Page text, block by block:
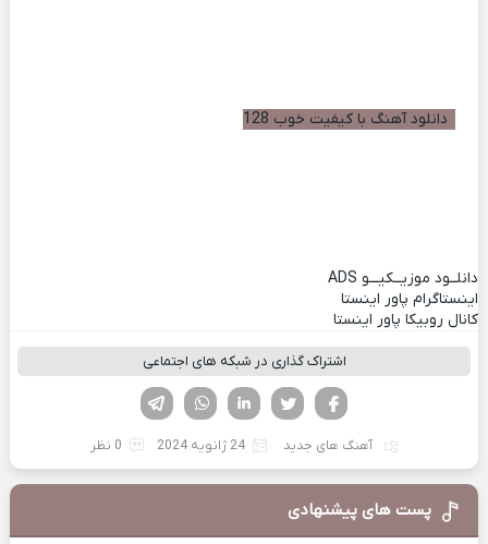
دانلود آهنگ با کیفیت خوب 128
دانلــود موزیــکیـــو ADS
اینستاگرام پاور اینستا
کانال روبیکا پاور اینستا
اشتراک گذاری در شبکه های اجتماعی
لینکدین تویتر
فیسوک
آهنگ های جدید 24 ژانویه 2024 0 نظر
پست های پیشنهادی